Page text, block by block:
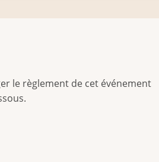
le règlement de cet événement